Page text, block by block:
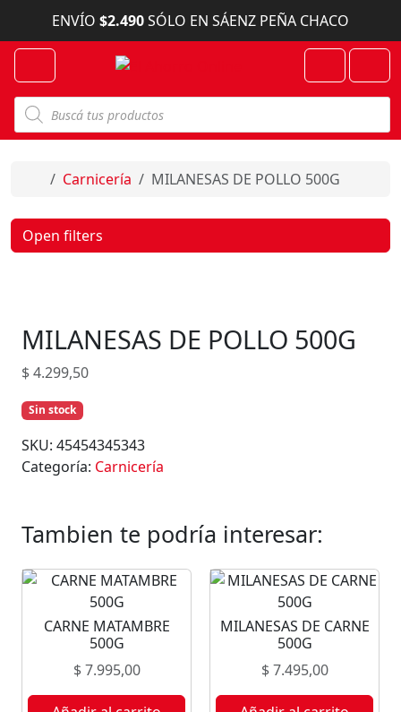
Skip to content
ENVÍO $2.490SÓLO EN SÁENZ PEÑA CHACO
B
s
q
d
Account
Cart
Home
Carnicería MILANESAS DE POLLO 500G
MILANESAS DE POLLO 500G
$4.299,50
Sin stock
SKU: 45454345343
Categoría: Carnicería
Tambien te podría interesar:
CARNE MATAMBRE
500G
$7.995,00
MILANESAS DE CARNE
500G
$7.495,00
Open filters